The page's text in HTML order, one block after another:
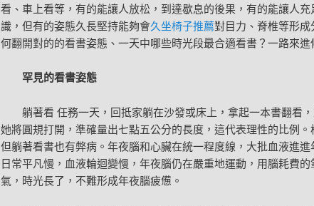
看、車上看等，有的能讓人放松，到達歇息的後果，有的能讓人
識，但有的姿態久長堅持能夠會久坐椅子推薦對目力、脊椎等形
何翻開對的的看書姿態、一天中哪些時光段最合適看書？一路來進
罕見的看書姿態
躺著看 任務一天，回抵家躺在沙發或床上，拿起一本書翻看
她將圓規打開，準確量出七點五公分的長度，這代表理性的比例。
但躺著看書也有弊病。年夜腦和心臟在統一程度線，大批血液進
日常平凡慢，血液輪迴變慢，年夜腦仍在嚴重地運動，用腦耗費
氣，時光長了，不難形成年夜腦疲憊。